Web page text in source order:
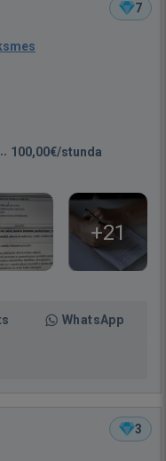
7
100,00€/stunda
+21
WhatsApp
3